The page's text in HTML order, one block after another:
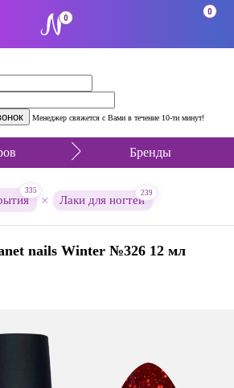
Менеджер свяжется с Вами в течение 10-ти минут!
0
0
Бренды
335
× Лаки для ногтей
239
nails Winter №326 12 мл